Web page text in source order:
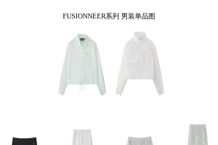
FUSIONNEER系列 男装单品图